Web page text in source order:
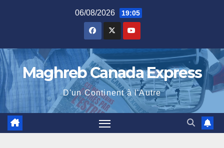
06/08/2026 19:05
Maghreb Canada Express
D'un Continent à l'Autre